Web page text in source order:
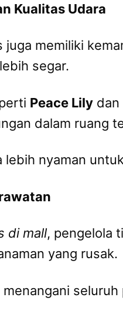
Kualitas Udara
juga memiliki
segar.
Peace Lily dan
dalam ruang
lebih nyaman
di mall, pengelola
yang rusak.
menangani